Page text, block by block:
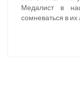
Медалист в
сомневаться в
(093) 600-51-11